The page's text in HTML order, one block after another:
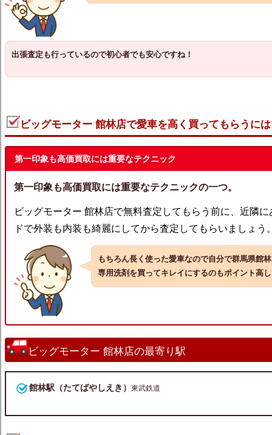
出張査定も行っているので初心者でも安心ですね！
ビッグモーター 館林店で愛車を高く買ってもらうに
第一印象も高価買取には重要なテクニック
第一印象も高価買取には重要なテクニックの一つ。
ビッグモーター 館林店で無料査定してもらう前に、近隣
ドで外装も内装も綺麗にしてから査定してもらいましょう
もちろん長く使った愛車なので自分で群馬県館
専用洗剤を買ってキレイにするのもポイント高
ビッグモーター 館林店の最寄り駅
館林駅（たてばやしえき） 東武鉄道